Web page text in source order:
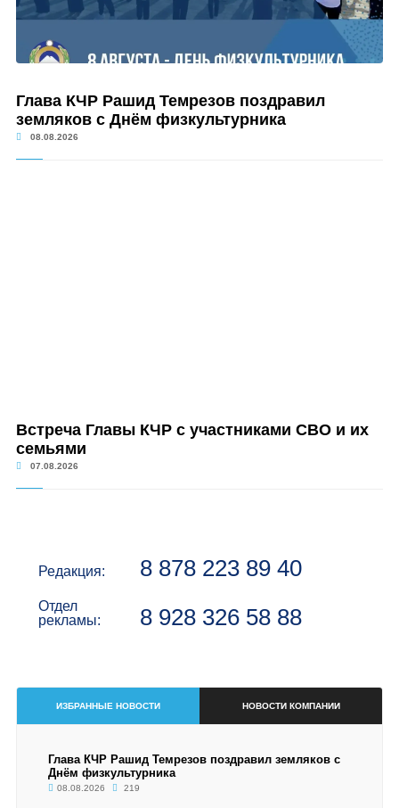
Глава КЧР Рашид Темрезов поздравил
земляков с Днём физкультурника
08.08.2026
Встреча Главы КЧР с участниками СВО и их
семьями
07.08.2026
Редакция: 8 878 223 89 40
Отдел
рекламы:
8 928 326 58 88
ИЗБРАННЫЕ НОВОСТИ НОВОСТИ КОМПАНИИ
Глава КЧР Рашид Темрезов поздравил земляков с
Днём физкультурника
08.08.2026 219